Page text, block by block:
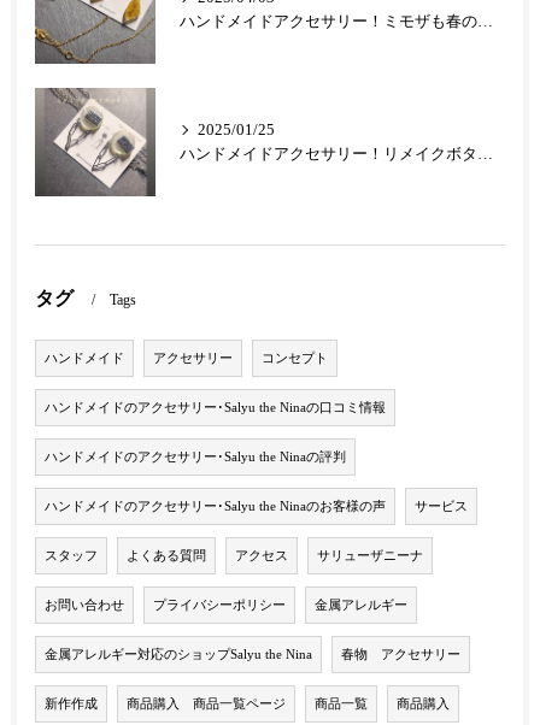
ハンドメイドアクセサリー！ミモザも春の人気定番フラワーとなりました
2025/01/25
ハンドメイドアクセサリー！リメイクボタンのアクセサリーが最高です！
タグ Tags
ハンドメイド アクセサリー コンセプト
ハンドメイドのアクセサリー･Salyu the Ninaの口コミ情報
ハンドメイドのアクセサリー･Salyu the Ninaの評判
ハンドメイドのアクセサリー･Salyu the Ninaのお客様の声 サービス
スタッフ よくある質問 アクセス サリューザニーナ
お問い合わせ プライバシーポリシー 金属アレルギー
金属アレルギー対応のショップSalyu the Nina 春物 アクセサリー
新作作成 商品購入 商品一覧ページ 商品一覧 商品購入